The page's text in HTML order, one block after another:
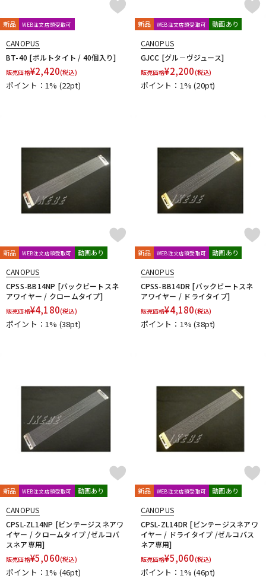
新品 WEB注文店頭受取可
CANOPUS
BT-40 [ボルトタイト / 40個入り]
販売価格¥2,420(税込)
ポイント：1% (22pt)
新品 WEB注文店頭受取可 動画あり
CANOPUS
GJCC [グル－ヴジュース]
販売価格¥2,200(税込)
ポイント：1%(20pt)
新品 WEB注文店頭受取可 動画あり
CANOPUS
CPSS-BB14NP [バックビートスネ
アワイヤー / クロームタイプ]
販売価格¥4,180(税込)
ポイント：1% (38pt)
新品 WEB注文店頭受取可 動画あり
CANOPUS
CPSS-BB14DR [バックビートスネ
アワイヤー / ドライタイプ]
販売価格¥4,180(税込)
ポイント：1%(38pt)
新品 WEB注文店頭受取可 動画あり
CANOPUS
CPSL-ZL14NP [ビンテージスネアワ
イヤー / クロームタイプ /ゼルコバ
スネア専用]
販売価格¥5,060(税込)
ポイント：1% (46pt)
新品 WEB注文店頭受取可 動画あり
CANOPUS
CPSL-ZL14DR [ビンテージスネアワ
イヤー / ドライタイプ /ゼルコバス
ネア専用]
販売価格¥5,060(税込)
ポイント：1%(46pt)